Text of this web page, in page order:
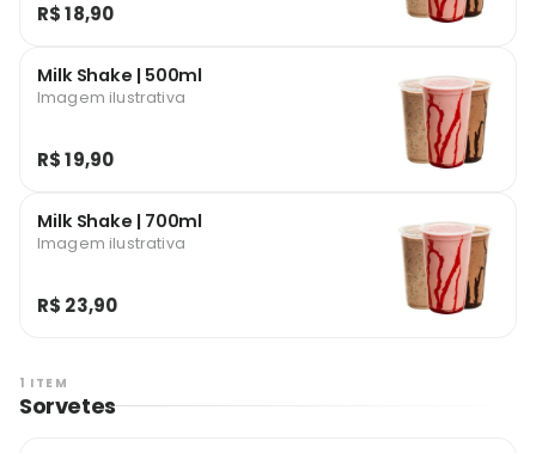
R$ 18,90
Milk Shake | 500ml
Imagem ilustrativa
R$ 19,90
Milk Shake | 700ml
Imagem ilustrativa
R$ 23,90
1 ITEM
Sorvetes